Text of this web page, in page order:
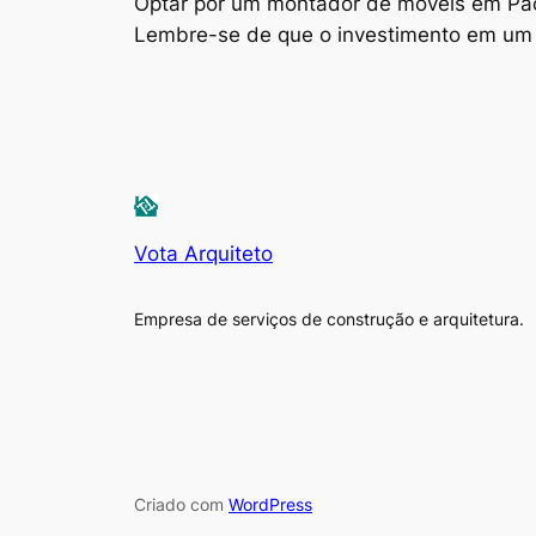
Lembre-se de que o investimento em
Vota Arquiteto
Empresa de serviços de construção e arquitetura.
Criado com WordPress